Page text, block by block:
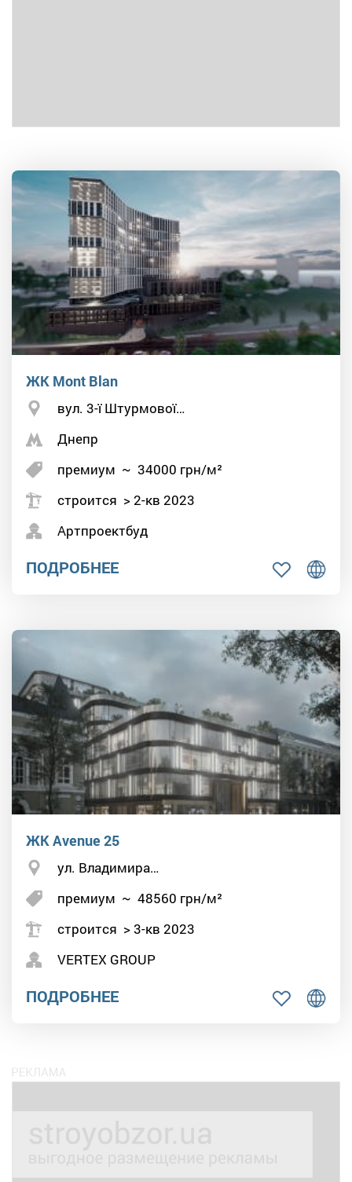
ЖК Mont Blan
вул. 3-ї Штурмової…
Днепр
премиум ~ 34000 грн/м²
строится > 2-кв 2023
Артпроектбуд
ПОДРОБНЕЕ
ЖК Avenue 25
ул. Владимира…
премиум ~ 48560 грн/м²
строится > 3-кв 2023
VERTEX GROUP
ПОДРОБНЕЕ